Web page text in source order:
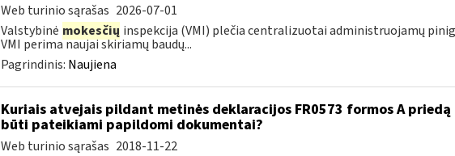
Web turinio sąrašas 2026-07-01
Valstybinė mokesčių inspekcija (VMI) plečia centralizuotai administruojamų
VMI perima naujai skiriamų baudų...
Pagrindinis: Naujiena
Kuriais atvejais pildant metinės deklaracijos FR0573 formos A
būti pateikiami papildomi dokumentai?
Web turinio sąrašas 2018-11-22